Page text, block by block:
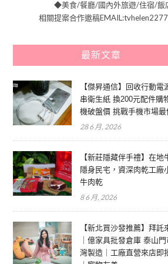
◆美食/餐廳/國內外旅遊/住宿/飯
相關提案合作邀稿
最新文章
【傑昇通信】回收行動電
串衛生紙 換200元配件購
機破盤價 挑戰手機市場最
28 6 月, 2026
【新莊隱藏伴手禮】在地
隱身民宅，資深肉乾工廠
牛肉乾
8 6 月, 2026
【新北買沙發推薦】拜託
｜億家具批發倉庫 泰山
灣製造｜工廠直營來店即